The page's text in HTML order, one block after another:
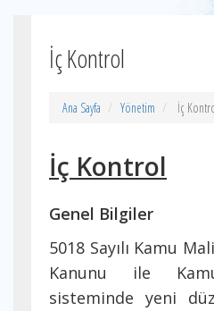
İç Kontrol
Ana Sayfa Yönetim İç
İç Kontrol
Genel Bilgiler
5018 Sayılı Kamu
Kanunu ile
sisteminde yeni